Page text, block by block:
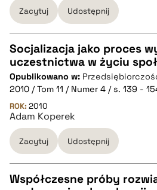
pobierz cytat
Zacytuj Udostępnij
CZYSTY TEKST
pobierz cytat
BIBTEX
pobierz cytat
Socjalizacja jako proces
uczestnictwa w życiu
Opublikowano w:
2010 / Tom 11 / Numer 4 / s. 139 -
ROK: 2010
Adam Koperek
Zacytuj Udostępnij
Współczesne próby